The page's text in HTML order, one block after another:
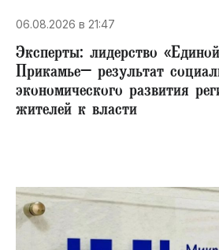
06.08.2026 в 21:47
Эксперты: лидерство
Прикамье– результат
экономического развития
жителей к власти